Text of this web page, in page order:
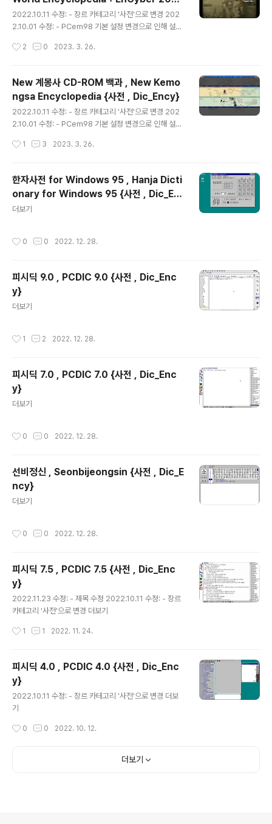
{사전 , Dic_Ency}
2022.10.11 수정: - 장르 카테고리 '사전'으로 변경 202
2.10.01 수정: - PCem98 기본 설정 변경으로 인해 설정
================ ※. 안정성을 위해 PCem98로
2 0 2023. 3. 26.
New 계몽사 CD-ROM 백과 , New Kemo
ngsa Encyclopedia {사전 , Dic_Ency}
2022.10.11 수정: - 장르 카테고리 '사전'으로 변경 202
2.10.01 수정: - PCem98 기본 설정 변경으로 인해 설정
4.03) 대응 수정 2022.01.17 수정: - 런처 업데이트(21.1
이트 대응 수정. =========================
==================== ※. 안정성을 위해 PCe
m98로 구동 더보기
1 3 2023. 3. 26.
한자사전 for Windows 95 , Hanja Dicti
onary for Windows 95 {사전 , Dic_En
cy}
더보기
0 0 2022. 12. 28.
피시딕 9.0 , PCDIC 9.0 {사전 , Dic_Enc
y}
더보기
1 2 2022. 12. 28.
피시딕 7.0 , PCDIC 7.0 {사전 , Dic_Enc
y}
더보기
0 0 2022. 12. 28.
선비정신 , Seonbijeongsin {사전 , Dic_E
ncy}
더보기
0 0 2022. 12. 28.
피시딕 7.5 , PCDIC 7.5 {사전 , Dic_Enc
y}
2022.11.23 수정: - 제목 수정 2022.10.11 수정: - 장르
카테고리 '사전'으로 변경 더보기
1 1 2022. 11. 24.
피시딕 4.0 , PCDIC 4.0 {사전 , Dic_Enc
y}
2022.10.11 수정: - 장르 카테고리 '사전'으로 변경 더보
기
0 0 2022. 10. 12.
더보기